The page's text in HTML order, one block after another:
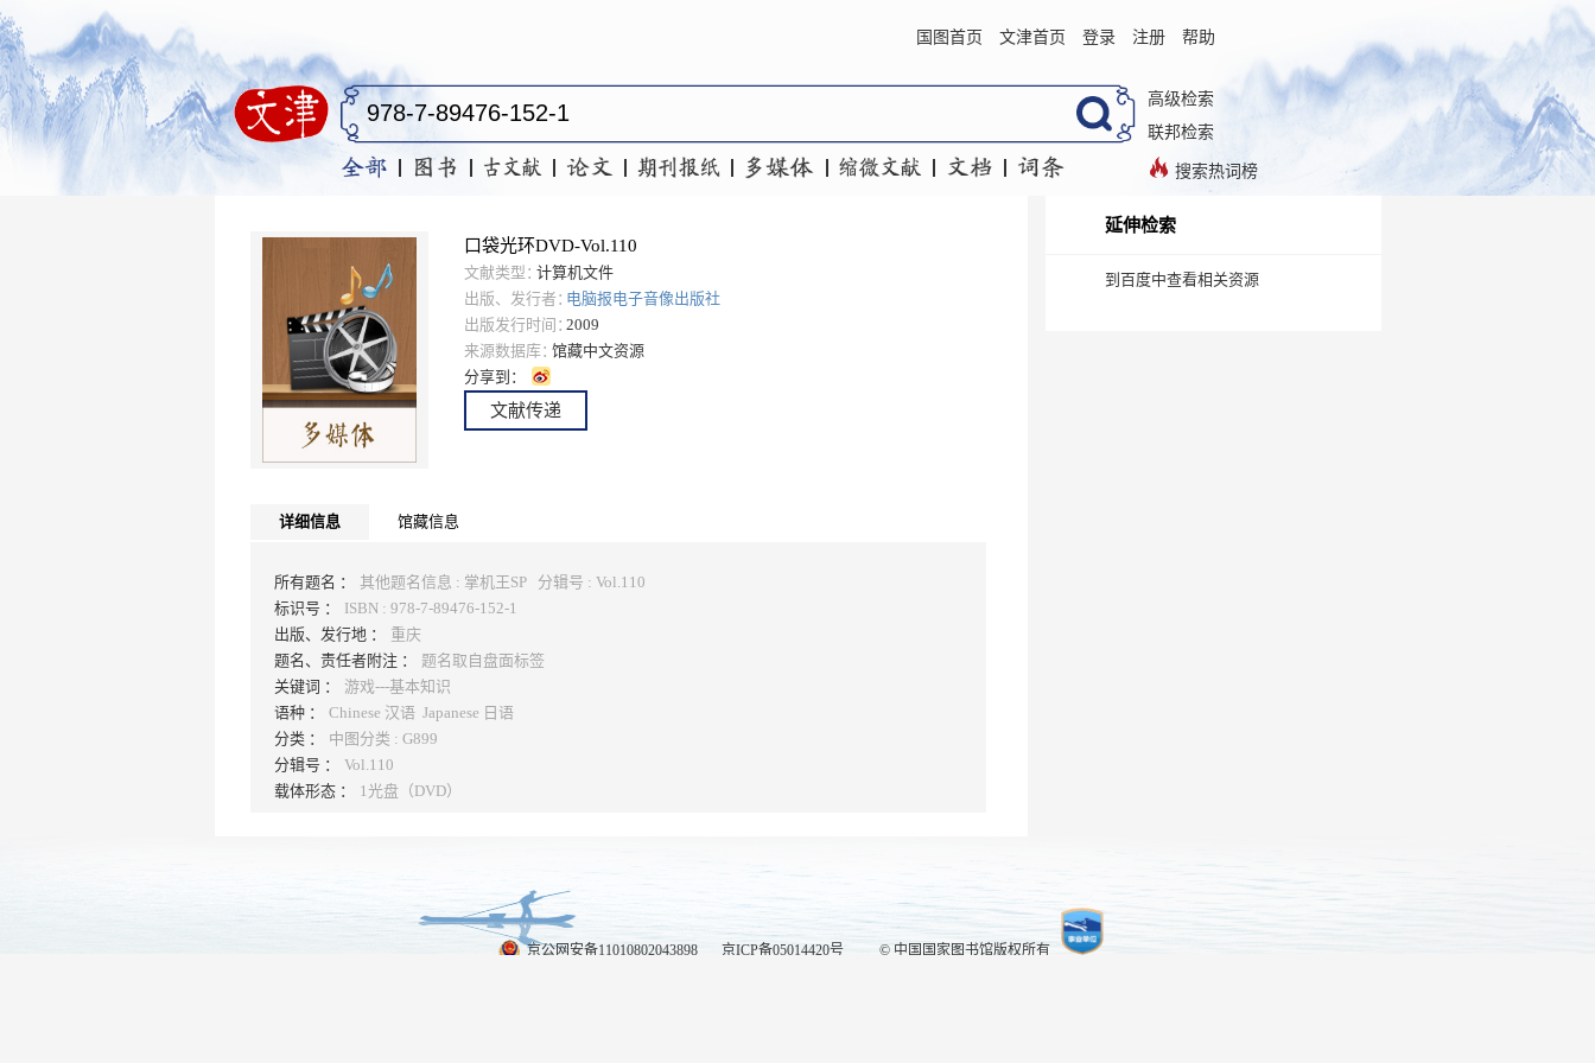
国图首页 文津首页 登录 注册 帮助
高级检索
联邦检索
搜索热词榜
口袋光环DVD-Vol.110
文献类型：计算机文件
出版、发行者：电脑报电子音像出版社
出版发行时间：2009
来源数据库：馆藏中文资源
分享到：
文献传递
详细信息 馆藏信息
所有题名 ：
其他题名信息 : 掌机王SP 分辑号 : Vol.110
标识号 ：
ISBN : 978-7-89476-152-1
出版、发行地 ：
重庆
题名、责任者附注 ：
题名取自盘面标签
关键词 ：
游戏---基本知识
语种 ：
Chinese 汉语 Japanese 日语
分类 ：
中图分类 : G899
分辑号 ：
Vol.110
载体形态 ：
1光盘（DVD）
延伸检索
到百度中查看相关资源
京公网安备11010802043898 京ICP备05014420号 © 中国国家图书馆版权所有